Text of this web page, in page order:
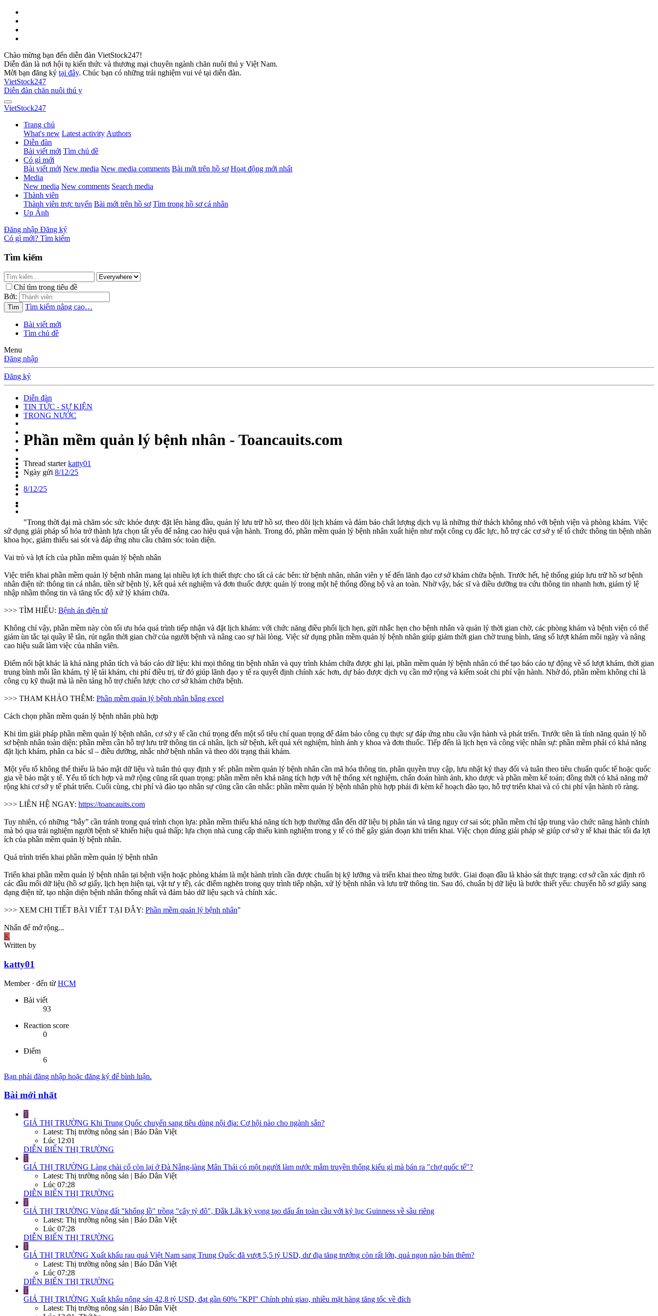
Chào mừng bạn đến diễn đàn VietStock247!
Diễn đàn là nơi hội tụ kiến thức và thương mại chuyên ngành chăn nuôi thú y Việt Nam.
Mời bạn đăng ký tại đây. Chúc bạn có những trải nghiệm vui vẻ tại diễn đàn.
VietStock247
Diễn đàn chăn nuôi thú y
VietStock247
Trang chủ
What's new Latest activity Authors
Diễn đàn
Bài viết mới Tìm chủ đề
Có gì mới
Bài viết mới New media New media comments Bài mới trên hồ sơ Hoạt động mới nhất
Media
New media New comments Search media
Thành viên
Thành viên trực tuyến Bài mới trên hồ sơ Tìm trong hồ sơ cá nhân
Up Ảnh
Đăng nhập Đăng ký
Có gì mới? Tìm kiếm
Tìm kiếm
Chỉ tìm trong tiêu đề
Bởi:
Tìm Tìm kiếm nâng cao…
Bài viết mới
Tìm chủ đề
Menu
Đăng nhập
Đăng ký
Diễn đàn
TIN TỨC - SỰ KIỆN
TRONG NƯỚC
Phần mềm quản lý bệnh nhân - Toancauits.com
Thread starter katty01
Ngày gửi 8/12/25
8/12/25
"Trong thời đại mà chăm sóc sức khỏe được đặt lên hàng đầu, quản lý lưu trữ hồ sơ, theo dõi lịch khám và đảm bảo chất lượng dịch vụ là những thử thách không nhỏ với bệnh viện và phòng khám. Việc
sử dụng giải pháp số hóa trở thành lựa chọn tất yếu để nâng cao hiệu quả vận hành. Trong đó, phần mềm quản lý bệnh nhân xuất hiện như một công cụ đắc lực, hỗ trợ các cơ sở y tế tổ chức thông tin bệnh nhân
khoa học, giảm thiểu sai sót và đáp ứng nhu cầu chăm sóc toàn diện.
Vai trò và lợi ích của phần mềm quản lý bệnh nhân
Việc triển khai phần mềm quản lý bệnh nhân mang lại nhiều lợi ích thiết thực cho tất cả các bên: từ bệnh nhân, nhân viên y tế đến lãnh đạo cơ sở khám chữa bệnh. Trước hết, hệ thống giúp lưu trữ hồ sơ bệnh
nhân điện tử: thông tin cá nhân, tiền sử bệnh lý, kết quả xét nghiệm và đơn thuốc được quản lý trong một hệ thống đồng bộ và an toàn. Nhờ vậy, bác sĩ và điều dưỡng tra cứu thông tin nhanh hơn, giảm tỷ lệ
nhập nhầm thông tin và tăng tốc độ xử lý khám chữa.
>>> TÌM HIỂU: Bệnh án điện tử
Không chỉ vậy, phần mềm này còn tối ưu hóa quá trình tiếp nhận và đặt lịch khám: với chức năng điều phối lịch hẹn, gửi nhắc hẹn cho bệnh nhân và quản lý thời gian chờ, các phòng khám và bệnh viện có thể
giảm ùn tắc tại quầy lễ tân, rút ngắn thời gian chờ của người bệnh và nâng cao sự hài lòng. Việc sử dụng phần mềm quản lý bệnh nhân giúp giảm thời gian chờ trung bình, tăng số lượt khám mỗi ngày và nâng
cao hiệu suất làm việc của nhân viên.
Điểm nổi bật khác là khả năng phân tích và báo cáo dữ liệu: khi mọi thông tin bệnh nhân và quy trình khám chữa được ghi lại, phần mềm quản lý bệnh nhân có thể tạo báo cáo tự động về số lượt khám, thời gian
trung bình mỗi lần khám, tỷ lệ tái khám, chi phí điều trị, từ đó giúp lãnh đạo y tế ra quyết định chính xác hơn, dự báo được dịch vụ cần mở rộng và kiểm soát chi phí vận hành. Nhờ đó, phần mềm không chỉ là
công cụ kỹ thuật mà là nền tảng hỗ trợ chiến lược cho cơ sở khám chữa bệnh.
>>> THAM KHẢO THÊM: Phần mềm quản lý bệnh nhân bằng excel
Cách chọn phần mềm quản lý bệnh nhân phù hợp
Khi tìm giải pháp phần mềm quản lý bệnh nhân, cơ sở y tế cần chú trọng đến một số tiêu chí quan trọng để đảm bảo công cụ thực sự đáp ứng nhu cầu vận hành và phát triển. Trước tiên là tính năng quản lý hồ
sơ bệnh nhân toàn diện: phần mềm cần hỗ trợ lưu trữ thông tin cá nhân, lịch sử bệnh, kết quả xét nghiệm, hình ảnh y khoa và đơn thuốc. Tiếp đến là lịch hẹn và công việc nhân sự: phần mềm phải có khả năng
đặt lịch khám, phân ca bác sĩ – điều dưỡng, nhắc nhở bệnh nhân và theo dõi trạng thái khám.
Một yếu tố không thể thiếu là bảo mật dữ liệu và tuân thủ quy định y tế: phần mềm quản lý bệnh nhân cần mã hóa thông tin, phân quyền truy cập, lưu nhật ký thay đổi và tuân theo tiêu chuẩn quốc tế hoặc quốc
gia về bảo mật y tế. Yếu tố tích hợp và mở rộng cũng rất quan trọng: phần mềm nên khả năng tích hợp với hệ thống xét nghiệm, chẩn đoán hình ảnh, kho dược và phần mềm kế toán; đồng thời có khả năng mở
rộng khi cơ sở y tế phát triển. Cuối cùng, chi phí và đào tạo nhân sự cũng cần cân nhắc: phần mềm quản lý bệnh nhân phù hợp phải đi kèm kế hoạch đào tạo, hỗ trợ triển khai và có chi phí vận hành rõ ràng.
>>> LIÊN HỆ NGAY: https://toancauits.com
Tuy nhiên, có những “bẫy” cần tránh trong quá trình chọn lựa: phần mềm thiếu khả năng tích hợp thường dẫn đến dữ liệu bị phân tán và tăng nguy cơ sai sót; phần mềm chỉ tập trung vào chức năng hành chính
mà bỏ qua trải nghiệm người bệnh sẽ khiến hiệu quả thấp; lựa chọn nhà cung cấp thiếu kinh nghiệm trong y tế có thể gây gián đoạn khi triển khai. Việc chọn đúng giải pháp sẽ giúp cơ sở y tế khai thác tối đa lợi
ích của phần mềm quản lý bệnh nhân.
Quá trình triển khai phần mềm quản lý bệnh nhân
Triển khai phần mềm quản lý bệnh nhân tại bệnh viện hoặc phòng khám là một hành trình cần được chuẩn bị kỹ lưỡng và triển khai theo từng bước. Giai đoạn đầu là khảo sát thực trạng: cơ sở cần xác định rõ
các đầu mối dữ liệu (hồ sơ giấy, lịch hẹn hiện tại, vật tư y tế), các điểm nghẽn trong quy trình tiếp nhận, xử lý bệnh nhân và lưu trữ thông tin. Sau đó, chuẩn bị dữ liệu là bước thiết yếu: chuyển hồ sơ giấy sang
dạng điện tử, tạo nhận diện bệnh nhân thống nhất và đảm bảo dữ liệu sạch và chính xác.
>>> XEM CHI TIẾT BÀI VIẾT TẠI ĐÂY: Phần mềm quản lý bệnh nhân"
Nhấn để mở rộng...
K
Written by
katty01
Member · đến từ HCM
Bài viết
93
Reaction score
0
Điểm
6
Bạn phải đăng nhập hoặc đăng ký để bình luận.
Bài mới nhất
T
GIÁ THỊ TRƯỜNG Khi Trung Quốc chuyển sang tiêu dùng nội địa: Cơ hội nào cho ngành sắn?
Latest: Thị trường nông sản | Báo Dân Việt
Lúc 12:01
DIỄN BIẾN THỊ TRƯỜNG
T
GIÁ THỊ TRƯỜNG Làng chài cổ còn lại ở Đà Nẵng-làng Mân Thái có một người làm nước mắm truyền thống kiểu gì mà bán ra "chợ quốc tế"?
Latest: Thị trường nông sản | Báo Dân Việt
Lúc 07:28
DIỄN BIẾN THỊ TRƯỜNG
T
GIÁ THỊ TRƯỜNG Vùng đất "khổng lồ" trồng "cây tỷ đô", Đắk Lắk kỳ vọng tạo dấu ấn toàn cầu với kỷ lục Guinness về sầu riêng
Latest: Thị trường nông sản | Báo Dân Việt
Lúc 07:28
DIỄN BIẾN THỊ TRƯỜNG
T
GIÁ THỊ TRƯỜNG Xuất khẩu rau quả Việt Nam sang Trung Quốc đã vượt 5,5 tỷ USD, dư địa tăng trưởng còn rất lớn, quả ngon nào bán thêm?
Latest: Thị trường nông sản | Báo Dân Việt
Lúc 07:28
DIỄN BIẾN THỊ TRƯỜNG
T
GIÁ THỊ TRƯỜNG Xuất khẩu nông sản 42,8 tỷ USD, đạt gần 60% "KPI" Chính phủ giao, nhiều mặt hàng tăng tốc về đích
Latest: Thị trường nông sản | Báo Dân Việt